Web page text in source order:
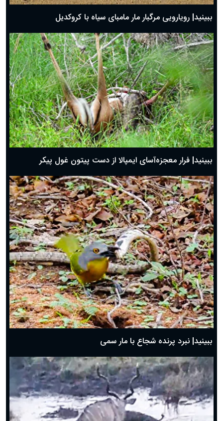
ببینید| رویارویی مرگبار مار مامبای سیاه با کروکدیل
ببینید| فرار معجزه‌آسای ایمپالا از دست پیتون غول پیکر
ببینید| نبرد پرنده شجاع با مار سمی